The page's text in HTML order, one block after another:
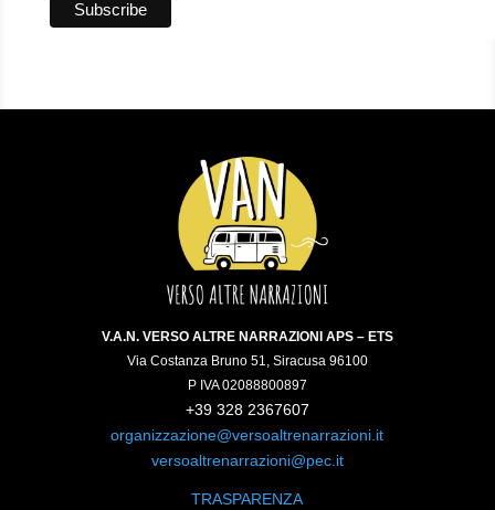
V.A.N. VERSO ALTRE NARRAZIONI APS – ETS
Via Costanza Bruno 51, Siracusa 96100
P IVA 02088800897
+39 328 2367607
organizzazione@versoaltrenarrazioni.it
versoaltrenarrazioni@pec.it
TRASPARENZA